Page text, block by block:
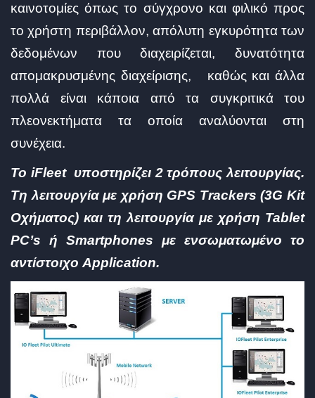
καινοτομίες όπως το σύγχρονο και φιλικό προς
το χρήστη περιβάλλον, απόλυτη εγκυρότητα των
δεδομένων που διαχειρίζεται, δυνατότητα
απομακρυσμένης διαχείρισης, καθώς και άλλα
πολλά είναι κάποια από τα συγκριτικά του
πλεονεκτήματα τα οποία αναλύονται στη
συνέχεια.
Το iFleet υποστηρίζει 2 τρόπους λειτουργίας.
Τη λειτουργία με χρήση GPS Trackers (3G Kit
Οχήματος) και τη λειτουργία με χρήση Tablet
PC’s ή Smartphones με ενσωματωμένο το
αντίστοιχο Application.